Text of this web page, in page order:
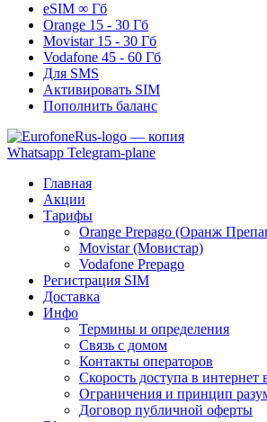
eSIM ∞ Гб
Orange 15 - 30 Гб
Movistar 15 - 30 Гб
Vodafone 45 - 60 Гб
Для SMS
Активировать SIM
Пополнить баланс
Whatsapp Telegram-plane
Главная
Акции
Тарифы
Orange Prepago (Оранж
Movistar (Мовистар)
Vodafone Prepago
Регистрация SIM
Доставка
Инфо
Термины и определения
Связь с домом
Контакты операторов
Скорость доступа в интернет
Ограничения и принцип
Договор публичной оферты